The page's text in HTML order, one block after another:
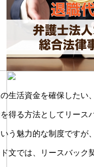
生活資金を確保した
得る方法としてリース
う魅力的な制度ですが
文では、リースバック